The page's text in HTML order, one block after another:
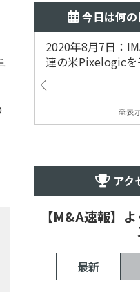
今日は何
2020年8月7日：
連の米Pixelogicを
※表
アク
【M&A速報】
最新